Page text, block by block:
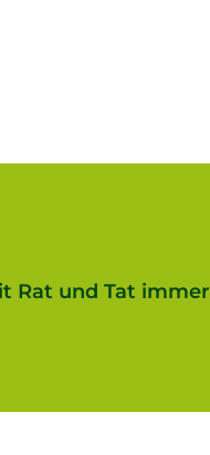
Rat und Tat immer